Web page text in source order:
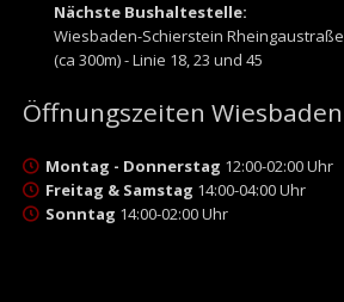
Nächste Bushaltestelle:
Wiesbaden-Schierstein Rheingaustraße
(ca 300m) - Linie 18, 23 und 45
Öffnungszeiten Wiesbaden
Montag - Donnerstag 12:00-02:00 Uhr
Freitag & Samstag 14:00-04:00 Uhr
Sonntag 14:00-02:00 Uhr